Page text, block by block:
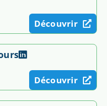
Découvrir
Découvrir